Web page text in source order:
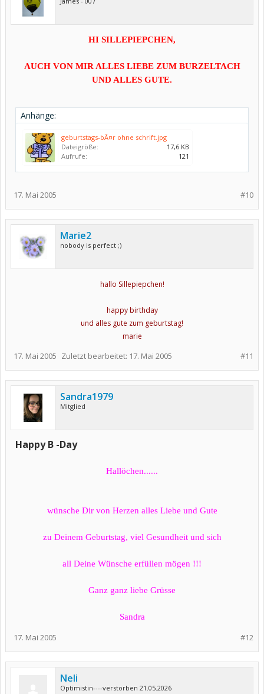
HI SILLEPIEPCHEN,
AUCH VON MIR ALLES LIEBE ZUM BURZELTACH
UND ALLES GUTE.
Anhänge:
geburtstags-bÃ¤r ohne schrift.jpg
Dateigröße:
17,6 KB
Aufrufe:
121
#10
17. Mai 2005
Marie2
nobody is perfect ;)
hallo Sillepiepchen!
happy birthday
und alles gute zum geburtstag!
marie
#11
17. Mai 2005 Zuletzt bearbeitet: 17. Mai 2005
Sandra1979
Mitglied
Happy B -Day
Hallöchen......
wünsche Dir von Herzen alles Liebe und Gute
zu Deinem Geburtstag, viel Gesundheit und sich
all Deine Wünsche erfüllen mögen !!!
Ganz ganz liebe Grüsse
Sandra
#12
17. Mai 2005
Neli
Optimistin----verstorben 21.05.2026